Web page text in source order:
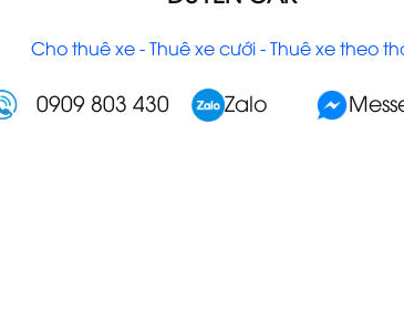
Cho thuê xe - Thuê xe cưới - Thuê xe theo
0909 803 430 Zalo